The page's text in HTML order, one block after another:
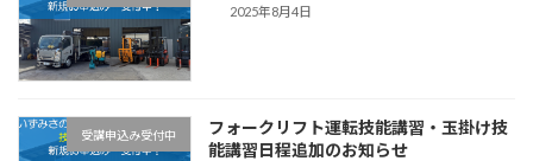
2025年8月4日
受講申込み受付中
フォークリフト運転技能講習・玉掛け技
能講習日程追加のお知らせ